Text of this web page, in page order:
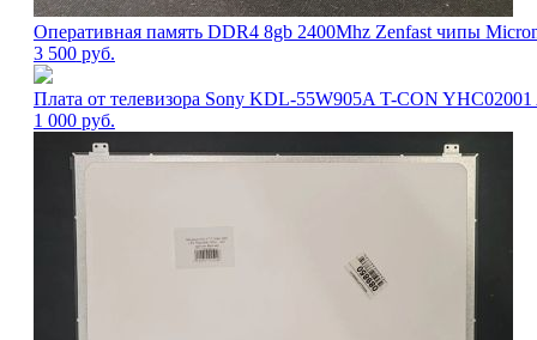
Оперативная память DDR4 8gb 2400Mhz Zenfast чипы
3 500 руб.
Плата от телевизора Sony KDL-55W905A T-CON
1 000 руб.